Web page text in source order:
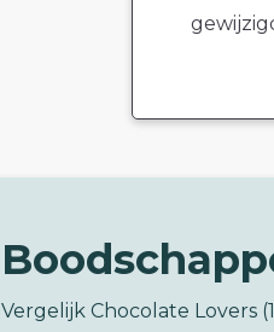
Vergelijk Chocolate Lovers